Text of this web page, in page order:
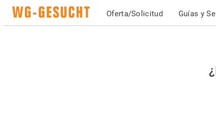
Oferta/Solicitud Guías y